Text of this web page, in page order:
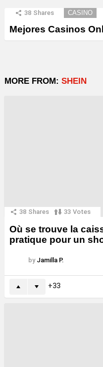
38 Shares CASINO
Mejores Casinos
MORE FROM: SHEIN
38 Shares 33 Votes
Où se trouve la
pratique pour un
by Jamilla P.
33